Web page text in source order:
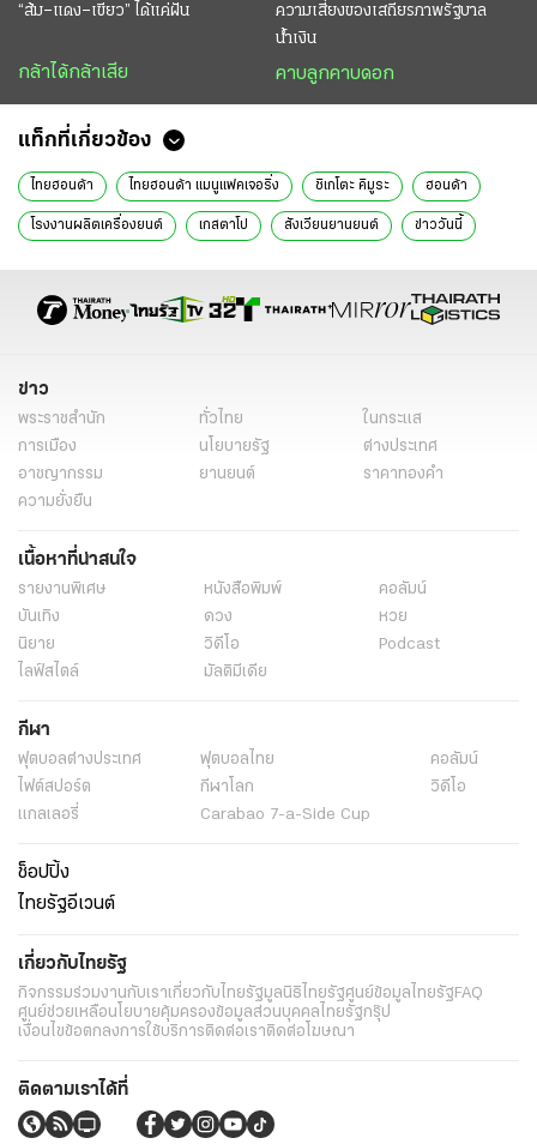
“ส้ม–แดง–เขียว” ได้แค่ฝัน
กล้าได้กล้าเสีย
ความเสี่ยงของเสถียรภาพรัฐบาล
น้ำเงิน
คาบลูกคาบดอก
แท็กที่เกี่ยวข้อง
ไทยฮอนด้า ไทย​ฮอนด้า แมนูแฟค​เจอ​ริ่ง ชิ​เก​โตะ คิมูระ ฮอนด้า
​โรง​งาน​ผลิต​เครื่องยนต์ เกสตาโป สังเวียนยานยนต์ ข่าววันนี้
ข่าว
พระราชสำนัก ทั่วไทย
ในกระแส
การเมือง
นโยบายรัฐ
ต่างประเทศ
อาชญากรรม
ยานยนต์
ราคาทองคำ
ความยั่งยืน
เนื้อหาที่น่าสนใจ
รายงานพิเศษ หนังสือพิมพ์
คอลัมน์
บันเทิง
ดวง
หวย
นิยาย
วิดีโอ
Podcast
ไลฟ์สไตล์
มัลติมีเดีย
กีฬา
ฟุตบอลต่่างประเทศ ฟุตบอลไทย
คอลัมน์
ไฟต์สปอร์ต
กีฬาโลก
วิดีโอ
แกลเลอรี่
Carabao 7-a-Side Cup
ช็อปปิ้ง
ไทยรัฐอีเวนต์
เกี่ยวกับไทยรัฐ
กิจกรรมร่วมงานกับเราเกี่ยวกับไทยรัฐมูลนิธิไทยรัฐศูนย์ข้อมูลไทยรัฐFAQ
ศูนย์ช่วยเหลือนโยบายคุ้มครองข้อมูลส่วนบุคคลไทยรัฐกรุ๊ป
เงื่อนไขข้อตกลงการใช้บริการติดต่อเราติดต่อโฆษณา
ติดตามเราได้ที่